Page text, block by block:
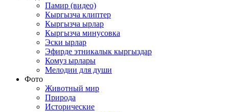
Памир (видео)
Кыргызча клиптер
Кыргызча ырлар
Кыргызча минусовка
Эски ырлар
Эфирде этникалык кыргыздар
Комуз ырлары
Мелодии для души
Фото
Животный мир
Природа
Исторические